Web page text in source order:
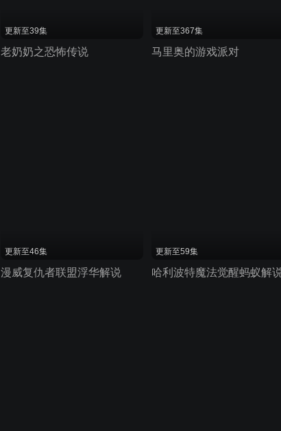
更新至39集
老奶奶之恐怖传说
更新至367集
马里奥的游戏派对
更新至46集
漫威复仇者联盟浮华解说
更新至59集
哈利波特魔法觉醒蚂蚁解